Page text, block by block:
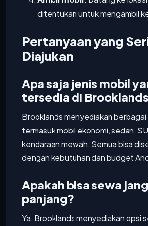
ditentukan untuk mengambil
Pertanyaan yang
Diajukan
Apa saja jenis mobil
tersedia di
Brooklands menyediakan berbagai
termasuk mobil ekonomi, sedan,
kendaraan mewah. Semua bisa
dengan kebutuhan dan budget
Apakah bisa sewa
panjang?
Ya, Brooklands menyediakan opsi